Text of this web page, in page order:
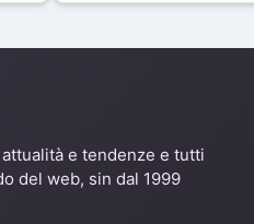
a
Mare
e tendenze e tutti
del web, sin dal 1999